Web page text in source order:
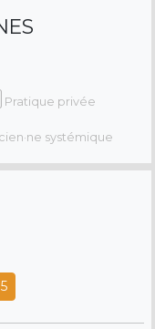
Pratique privée
systémique